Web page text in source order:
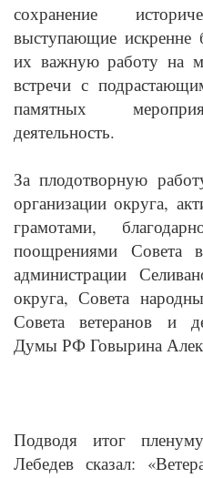
сохранение
выступающие искренне
их важную работу на
встречи с
памятных
деятельность.
За плодотворную
организации округа,
грамотами,
поощрениями Совета
администрации
округа, Совета
Совета ветеранов и
Думы РФ Говырина
Подводя итог
Лебедев сказал: